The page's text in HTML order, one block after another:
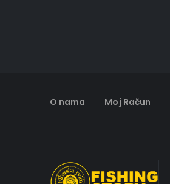
O nama Moj Račun